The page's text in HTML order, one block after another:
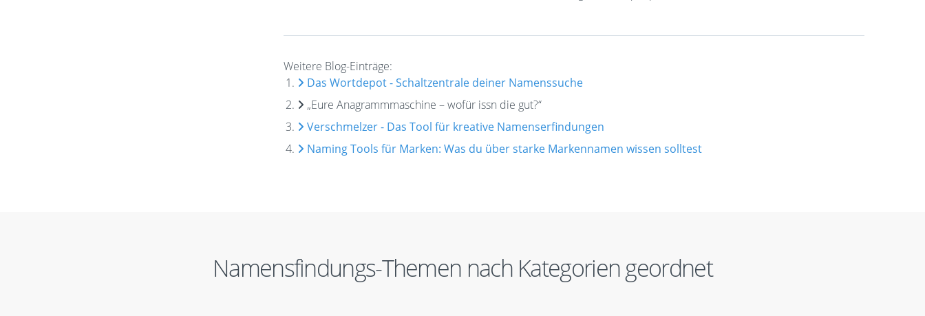
Weitere Blog-Einträge:
Das Wortdepot - Schaltzentrale deiner Namenssuche
„Eure Anagrammmaschine – wofür issn die gut?“
Verschmelzer - Das Tool für kreative Namenserfindungen
Naming Tools für Marken: Was du über starke Markennamen wissen solltest
Namensfindungs-Themen nach Kategorien geordnet